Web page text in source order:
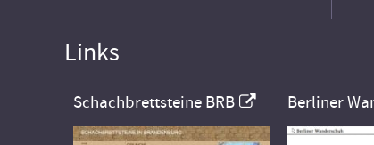
Links
Schachbrettsteine BRB Berliner